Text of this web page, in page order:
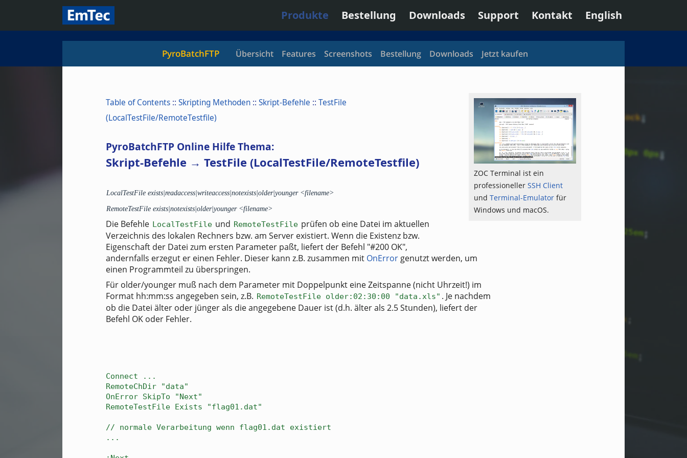
Produkte Bestellung Downloads Support Kontakt English
PyroBatchFTP Übersicht Features Screenshots Bestellung Downloads Jetzt kaufen
ZOC Terminal ist ein
professioneller SSH Client
und Terminal-Emulator für
Windows und macOS.
Table of Contents :: Skripting Methoden :: Skript-Befehle :: TestFile
(LocalTestFile/RemoteTestfile)
PyroBatchFTP Online Hilfe Thema:
Skript-Befehle → TestFile (LocalTestFile/RemoteTestfile)
LocalTestFile exists|readaccess|writeaccess|notexists|older|younger <filename>
RemoteTestFile exists|notexists|older|younger <filename>
Die Befehle LocalTestFile und RemoteTestFile prüfen ob eine Datei im aktuellen
Verzeichnis des lokalen Rechners bzw. am Server existiert. Wenn die Existenz bzw.
Eigenschaft der Datei zum ersten Parameter paßt, liefert der Befehl "#200 OK",
andernfalls erzegut er einen Fehler. Dieser kann z.B. zusammen mit OnError genutzt werden, um
einen Programmteil zu überspringen.
Für older/younger muß nach dem Parameter mit Doppelpunkt eine Zeitspanne (nicht Uhrzeit!) im
Format hh:mm:ss angegeben sein, z.B. RemoteTestFile older:02:30:00 "data.xls" . Je nachdem
ob die Datei älter oder jünger als die angegebene Dauer ist (d.h. älter als 2.5 Stunden), liefert der
Befehl OK oder Fehler.
Connect ...
RemoteChDir "data"
OnError SkipTo "Next"
RemoteTestFile Exists "flag01.dat"
// normale Verarbeitung wenn flag01.dat existiert
...